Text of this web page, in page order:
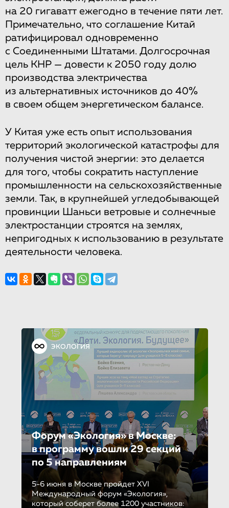
на 20 гигаватт ежегодно в течение пяти лет.
Примечательно, что соглашение Китай
ратифицировал одновременно
с Соединенными Штатами. Долгосрочная
цель КНР — довести к 2050 году долю
производства электричества
из альтернативных источников до 40%
в своем общем энергетическом балансе.
У Китая уже есть опыт использования
территорий экологической катастрофы для
получения чистой энергии: это делается
для того, чтобы сократить наступление
промышленности на сельскохозяйственные
земли. Так, в крупнейшей угледобывающей
провинции Шаньси ветровые и солнечные
электростанции строятся на землях,
непригодных к использованию в результате
деятельности человека.
ЭКОЛОГИЯ
Форум «Экология» в Москве:
в программу вошли 29 секций
по 5 направле­ни­ям
5-6 июня в Москве пройдет XVI
Международный форум «Экология»,
который соберет более 1200 участников: